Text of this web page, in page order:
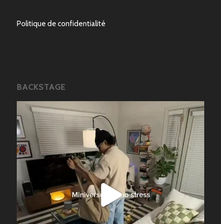
Politique de confidentialité
BACKSTAGE